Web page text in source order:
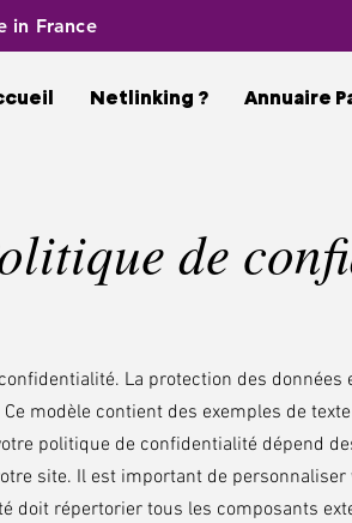
in France
Netlinking ? Annuaire
de
La protection des données
modèle contient des exemples de
politique de confidentialité dépend
site. Il est important de personnaliser
doit répertorier tous les composants